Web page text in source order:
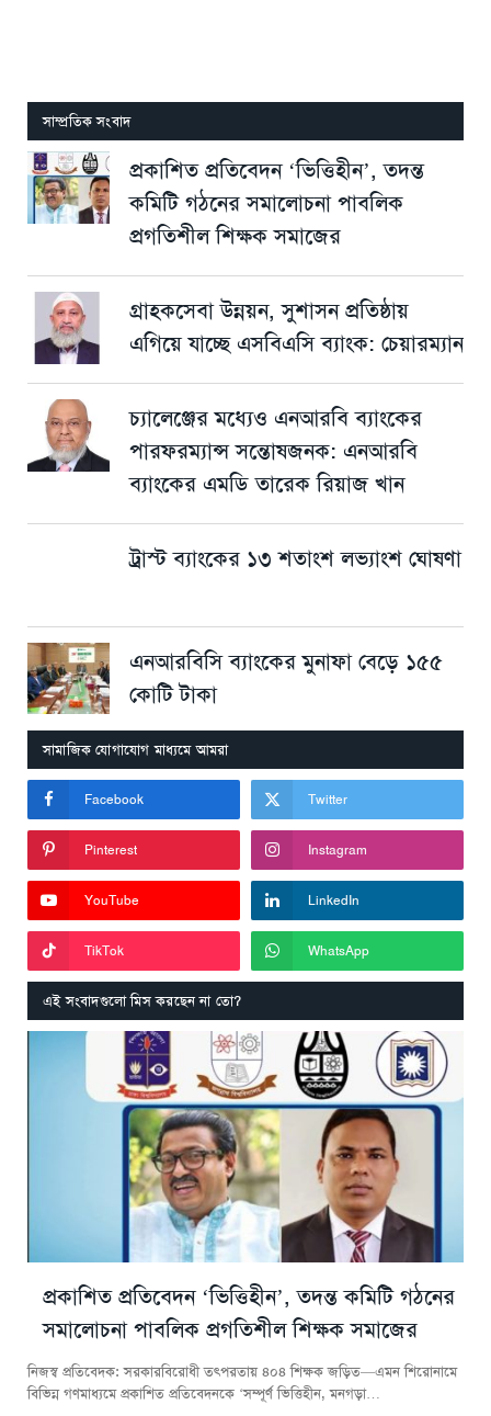
সাম্প্রতিক সংবাদ
প্রকাশিত প্রতিবেদন ‘ভিত্তিহীন’, তদন্ত
কমিটি গঠনের সমালোচনা পাবলিক
প্রগতিশীল শিক্ষক সমাজের
গ্রাহকসেবা উন্নয়ন, সুশাসন প্রতিষ্ঠায়
এগিয়ে যাচ্ছে এসবিএসি ব্যাংক: চেয়ারম্যান
চ্যালেঞ্জের মধ্যেও এনআরবি ব্যাংকের
পারফরম্যান্স সন্তোষজনক: এনআরবি
ব্যাংকের এমডি তারেক রিয়াজ খান
ট্রাস্ট ব্যাংকের ১৩ শতাংশ লভ্যাংশ ঘোষণা
এনআরবিসি ব্যাংকের মুনাফা বেড়ে ১৫৫
কোটি টাকা
সামাজিক যোগাযোগ মাধ্যমে আমরা
Facebook Twitter
Pinterest Instagram
YouTube LinkedIn
TikTok WhatsApp
এই সংবাদগুলো মিস করছেন না তো?
প্রকাশিত প্রতিবেদন ‘ভিত্তিহীন’, তদন্ত কমিটি গঠনের
সমালোচনা পাবলিক প্রগতিশীল শিক্ষক সমাজের
নিজস্ব প্রতিবেদক: সরকারবিরোধী তৎপরতায় ৪০৪ শিক্ষক জড়িত—এমন শিরোনামে
বিভিন্ন গণমাধ্যমে প্রকাশিত প্রতিবেদনকে ‘সম্পূর্ণ ভিত্তিহীন, মনগড়া…